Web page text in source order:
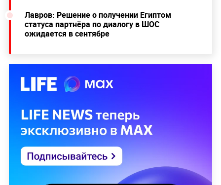
Лавров: Решение о получении Египтом
статуса партнёра по диалогу в ШОС
ожидается в сентябре